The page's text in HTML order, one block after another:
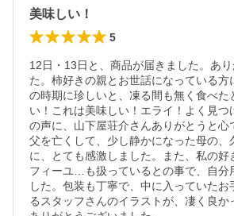
美味しい！
5
12日・13日と、商品が届きました。あ
た。柿好きの親とお世話になっている方
の時期に珍しいと、凍る間も無く食べた
い！これは美味しい！エライ！よく見つ
の声に、山下屋荘介さんありがとうと心
父を亡くして、少し静かになった母の、
に、とても感激しました。また、私の好
フィーユ…も扱っているとの事で、自分
した。包装も丁寧で、中に入っていたお
るスタッフさんのイラストが、凄く良か